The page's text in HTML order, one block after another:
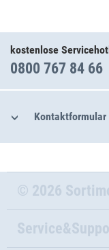
kostenlose
0800 767 84 66
Kontaktformular
© 2026